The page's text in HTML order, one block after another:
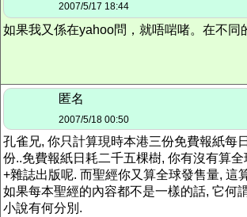
2007/5/17 18:44
如果我又係在yahoo問，就唔啱啫。在不同
匿名
2007/5/18 00:50
孔雀兄, 你只計算現時本港三份免費報紙每
份..免費報紙日耗二千五棵樹, 你有沒有算
+雜誌出版呢. 而聖經你又算全球發售量, 這
如果每本聖經的內容都不是一樣的話, 它何
小說有何分別.